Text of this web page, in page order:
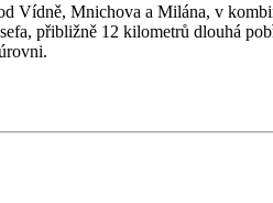
Vídně, Mnichova a Milána, v
přibližně 12 kilometrů dlouhá